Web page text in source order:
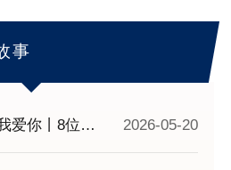
事
爱你丨8位
2026-05-20